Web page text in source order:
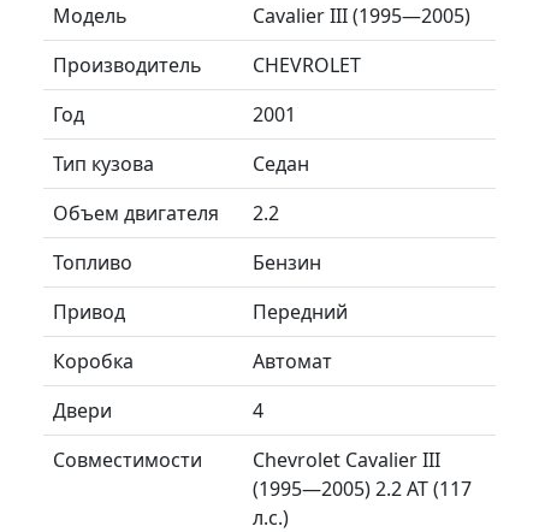
Модель
Cavalier III (1995—2005)
Производитель
CHEVROLET
Год
2001
Тип кузова
Седан
Объем двигателя
2.2
Топливо
Бензин
Привод
Передний
Коробка
Автомат
Двери
4
Совместимости
Chevrolet Cavalier III
(1995—2005) 2.2 AT (117
л.с.)